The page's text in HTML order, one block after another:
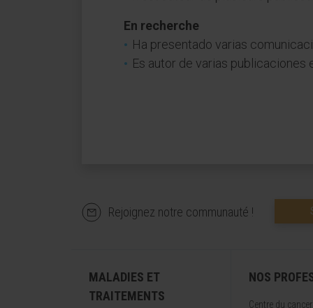
En recherche
Ha presentado varias
Es autor de varias publicaciones
Rejoignez notre communauté !
MALADIES ET
TRAITEMENTS
NOS
Centre du cancer